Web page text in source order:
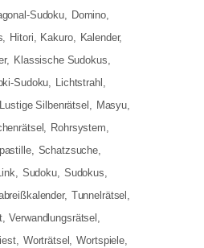
Sudoku
Domino
Hitori Kakuro
Kalender
Klassische Sudokus
Sudoku
Lichtstrahl
Lustige Silbenrätsel
Masyu
Rohrsystem
Schatzsuche
Sudoku
Sudokus
Tunnelrätsel
Verwandlungsrätsel
Worträtsel
Wortspiele